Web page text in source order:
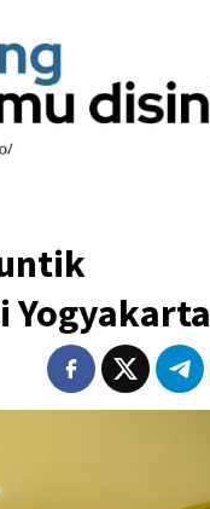
Yogyakarta